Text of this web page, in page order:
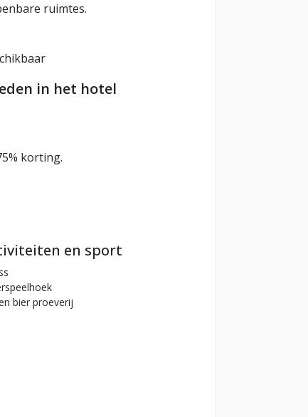
ruimtes.
in het hotel
korting.
en sport
bier proeverij